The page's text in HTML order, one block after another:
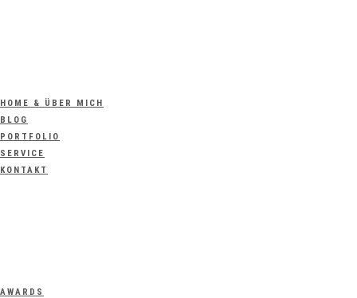
HOME & ÜBER MICH
BLOG
PORTFOLIO
SERVICE
KONTAKT
AWARDS